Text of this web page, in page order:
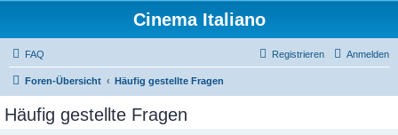
Cinema Italiano
FAQ Anmelden
Registrieren
Foren-Übersicht Häufig gestellte Fragen
Häufig gestellte Fragen